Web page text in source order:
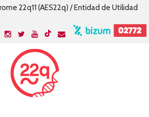
22q11 (AES22q) / Entidad de Utilidad